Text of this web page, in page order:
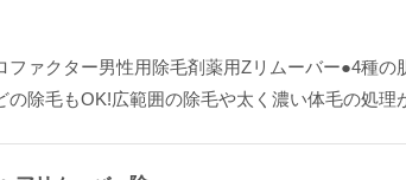
ファクター男性用除毛剤薬用Zリムーバー●4種の
の除毛もOK!広範囲の除毛や太く濃い体毛の処理